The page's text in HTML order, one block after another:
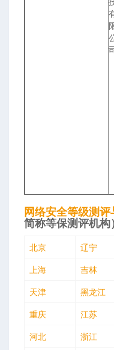
网络安全等级测
简称等保测评机构
北京
辽宁
上海
吉林
天津
黑龙江
重庆
江苏
河北
浙江